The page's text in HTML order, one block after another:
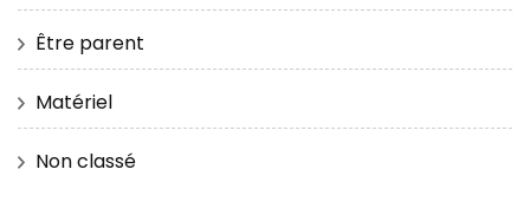
Être parent
Matériel
Non classé